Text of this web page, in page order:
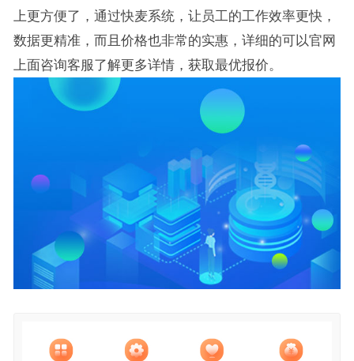
上更方便了，通过快麦系统，让员工的工作效率更快，
数据更精准，而且价格也非常的实惠，详细的可以官网
上面咨询客服了解更多详情，获取最优报价。